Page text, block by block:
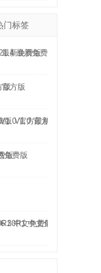
门标签
最新免费版
方版
V1.0 官方最新版
免费版
中文免费版